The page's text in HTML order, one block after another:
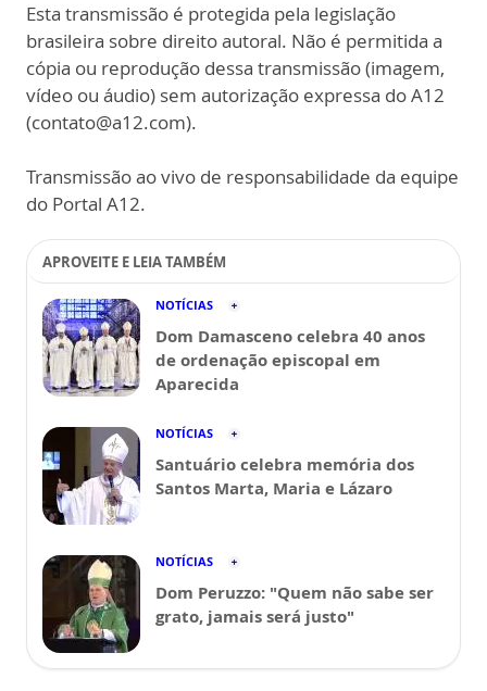
Esta transmissão é protegida pela legislação
brasileira sobre direito autoral. Não é permitida a
cópia ou reprodução dessa transmissão (imagem,
vídeo ou áudio) sem autorização expressa do A12
(contato@a12.com).
Transmissão ao vivo de responsabilidade da equipe
do Portal A12.
APROVEITE E LEIA TAMBÉM
NOTÍCIAS
Dom Damasceno celebra 40 anos
de ordenação episcopal em
Aparecida
NOTÍCIAS
Santuário celebra memória dos
Santos Marta, Maria e Lázaro
NOTÍCIAS
Dom Peruzzo: "Quem não sabe ser
grato, jamais será justo"